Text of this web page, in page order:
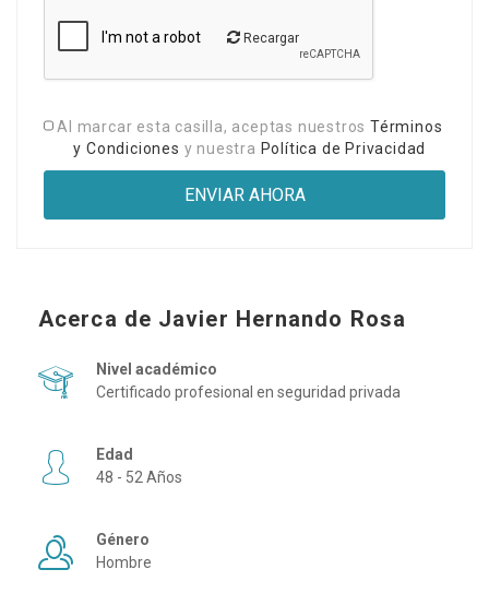
Recargar
Al marcar esta casilla, aceptas nuestros Términos
y Condiciones y nuestra Política de Privacidad
Acerca de Javier Hernando Rosa
Nivel académico
Certificado profesional en seguridad privada
Edad
48 - 52 Años
Género
Hombre